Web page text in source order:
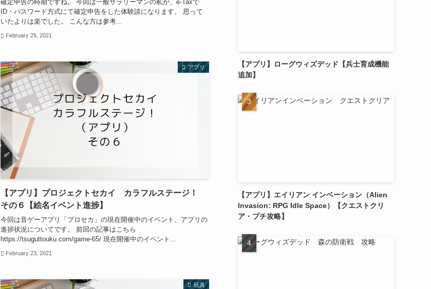
確定申告の時期ですね。 今回は一般サラリーマンの私が、e-Taxで
ID・パスワード方式にて確定申告をした体験談になります。 思って
いたよりは楽でした。 こんな方は参考...
February 25, 2021
アプリ
【アプリ】プロジェクトセカイ カラフルステージ！
その６【絵名イベント進捗】
今回は音ゲーアプリ「プロセカ」の現在開催中のイベント、アプリの
進捗状況についてです。 前回の記事はこちら
https://tsuguttouku.com/game-65/ 現在開催中のイベント...
February 23, 2021
玩具
【アプリ】ローグウィズデッド【兵士育成機能
追加】
【アプリ】エイリアン インベーション（Alien
Invasion: RPG Idle Space）【クエストクリ
ア・プチ攻略】